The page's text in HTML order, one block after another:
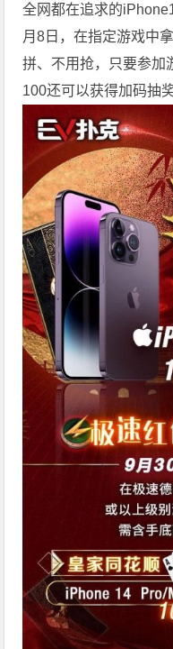
全网都在追求的
月8日，在指定游戏中
拼、不用抢，只要参加
100还可以获得加码抽